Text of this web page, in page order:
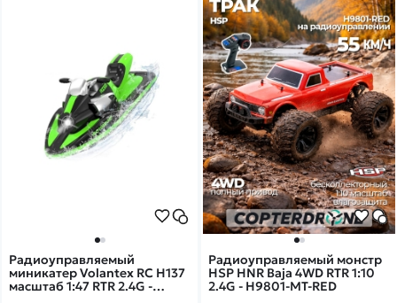
Радиоуправляемый монстр
HSP HNR Baja 4WD RTR 1:10
2.4G - H9801-MT-RED
Радиоуправляемый
миникатер Volantex RC H137
масштаб 1:47 RTR 2.4G -